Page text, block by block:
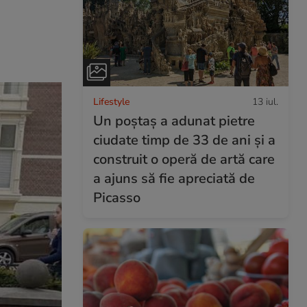
Lifestyle 13 iul.
Un poștaș a adunat pietre
ciudate timp de 33 de ani și a
construit o operă de artă care
a ajuns să fie apreciată de
Picasso